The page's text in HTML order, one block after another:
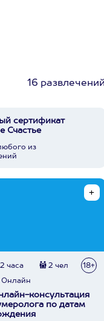
16
сертификат
Счастье
из
2 часа 2 чел 18+
Онлайн
консультация
по датам